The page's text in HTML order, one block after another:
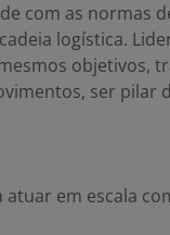
com as normas
logística.
objetivos,
ser pilar
em escala